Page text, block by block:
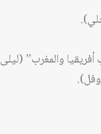
أفريقيا والمغرب”